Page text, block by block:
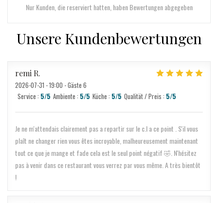
Unsere Kundenbewertungen
remi R
2026-07-31 - 19:00 - Gäste 6
Service : 5/5 Ambiente : 5/5 Küche : 5/5 Qualität / Preis : 5/5
Je ne m'attendais clairement pas a repartir sur le c.l a ce point . S'il vous
plaît ne changer rien vous êtes incroyable, malheureusement maintenant
tout ce que je mange et fade cela est le seul point négatif 🤣. N'hésitez
pas à venir dans ce restaurant vous verrez par vous même. A très bientôt
!
Nur Kunden, die reserviert hatten, haben Bewertungen abgegeben